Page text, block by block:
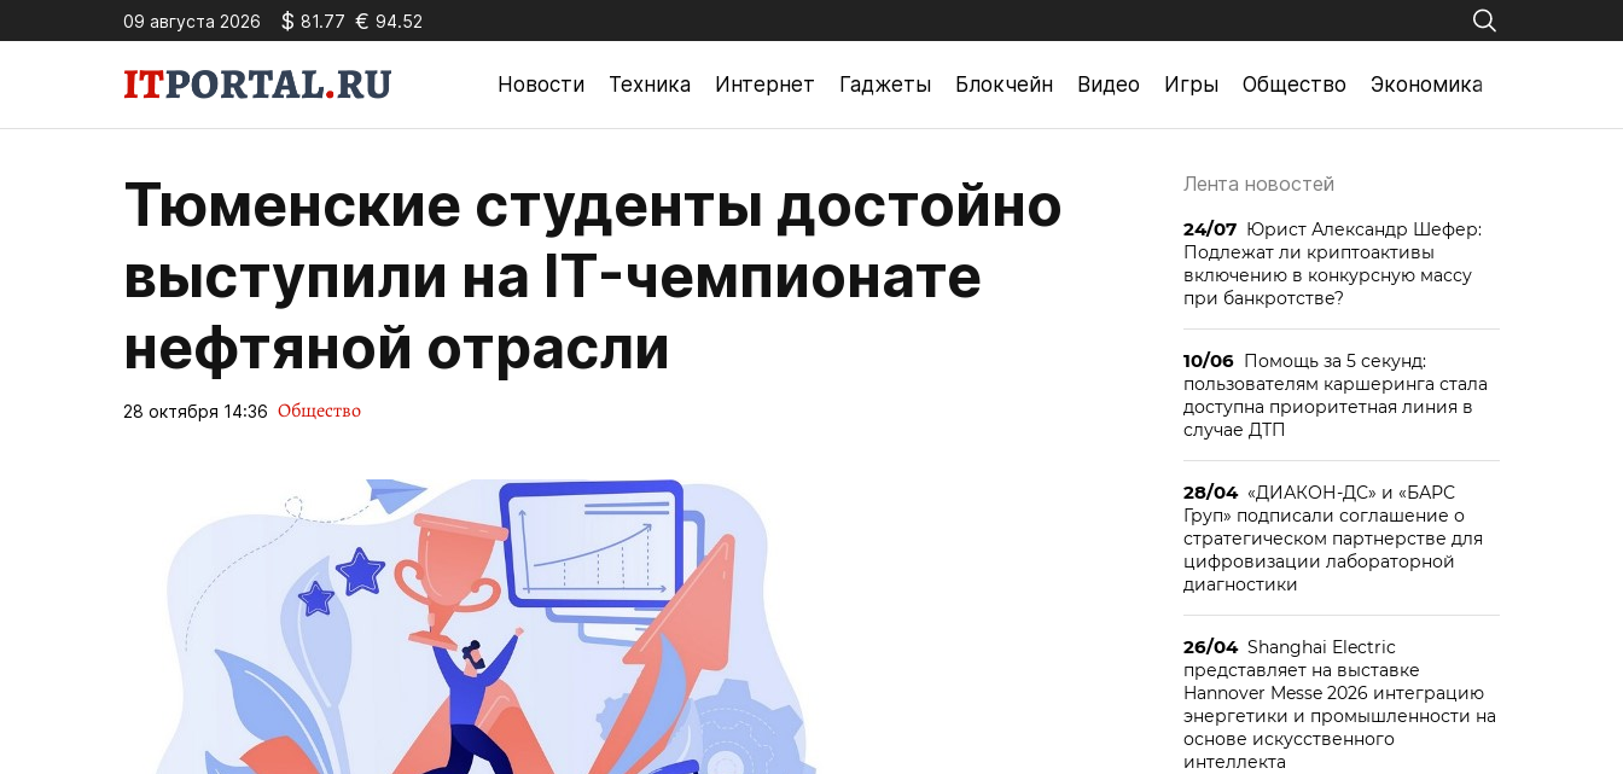
09 августа 2026 $ 81.77 € 94.52
Новости Техника Интернет Гаджеты Блокчейн Видео Игры Общество Экономика
Тюменские студенты достойно
выступили на IT-чемпионате
нефтяной отрасли
28 октября 14:36 Общество
Лента новостей
24/07 Юрист Александр Шефер:
Подлежат ли криптоактивы
включению в конкурсную массу
при банкротстве?
10/06 Помощь за 5 секунд:
пользователям каршеринга стала
доступна приоритетная линия в
случае ДТП
28/04 «ДИАКОН-ДС» и «БАРС
Груп» подписали соглашение о
стратегическом партнерстве для
цифровизации лабораторной
диагностики
26/04 Shanghai Electric
представляет на выставке
Hannover Messe 2026 интеграцию
энергетики и промышленности на
основе искусственного
интеллекта